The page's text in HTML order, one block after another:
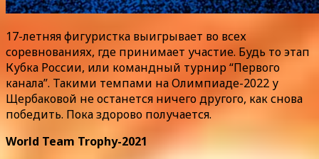
17-летняя фигуристка выигрывает во всех
соревнованиях, где принимает участие. Будь то этап
Кубка России, или командный турнир “Первого
канала”. Такими темпами на Олимпиаде-2022 у
Щербаковой не останется ничего другого, как снова
победить. Пока здорово получается.
World Team Trophy-2021